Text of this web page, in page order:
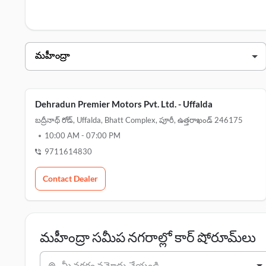
డెహ్రాడూన్ ప్రీమియర్ మోటార్స్ pvt. ltd. -
Dehradun Premier Motors Pvt. Ltd. - Uffalda
బద్రీనాథ్ రోడ్, Uffalda, Bhatt Complex, పూరీ, ఉత్తరాఖండ్ 246175
10:00 AM - 07:00 PM
9711614830
Contact Dealer
మహీంద్రా సమీప నగరాల్లో కార్ షోరూమ్‌లు